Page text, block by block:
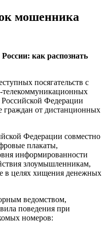
мошенника
как распознать
посягательств с
Федерации
граждан от дистанционных
Федерации совместно
плакаты,
информированности
злоумышленникам,
в целях хищения денежных
ведомством,
поведения при
номеров: